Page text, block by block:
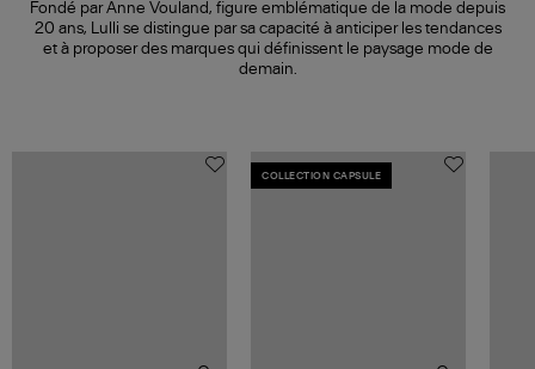
Fondé par Anne Vouland, figure emblématique de la mode depuis
20 ans, Lulli se distingue par sa capacité à anticiper les tendances
et à proposer des marques qui définissent le paysage mode de
demain.
COLLECTION CAPSULE